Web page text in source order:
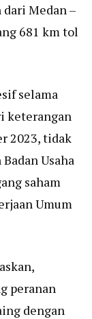
dari Medan –
681 km tol
selama
keterangan
2023, tidak
Usaha
saham
Umum
peranan
dengan